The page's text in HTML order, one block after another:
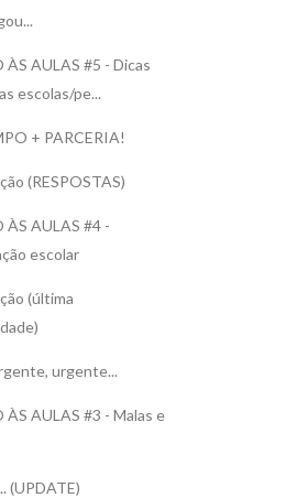
ÀS AULAS #5 - Dicas
escolas/pe...
+ PARCERIA!
(RESPOSTAS)
ÀS AULAS #4 -
escolar
(última
urgente...
ÀS AULAS #3 - Malas e
(UPDATE)